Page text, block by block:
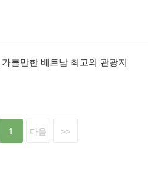
볼만한 베트남 최고의 관광지
1 다음 >>